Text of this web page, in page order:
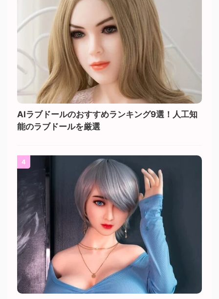
AIラブドールのおすすめランキング9選！人工知
能のラブドールを厳選
4